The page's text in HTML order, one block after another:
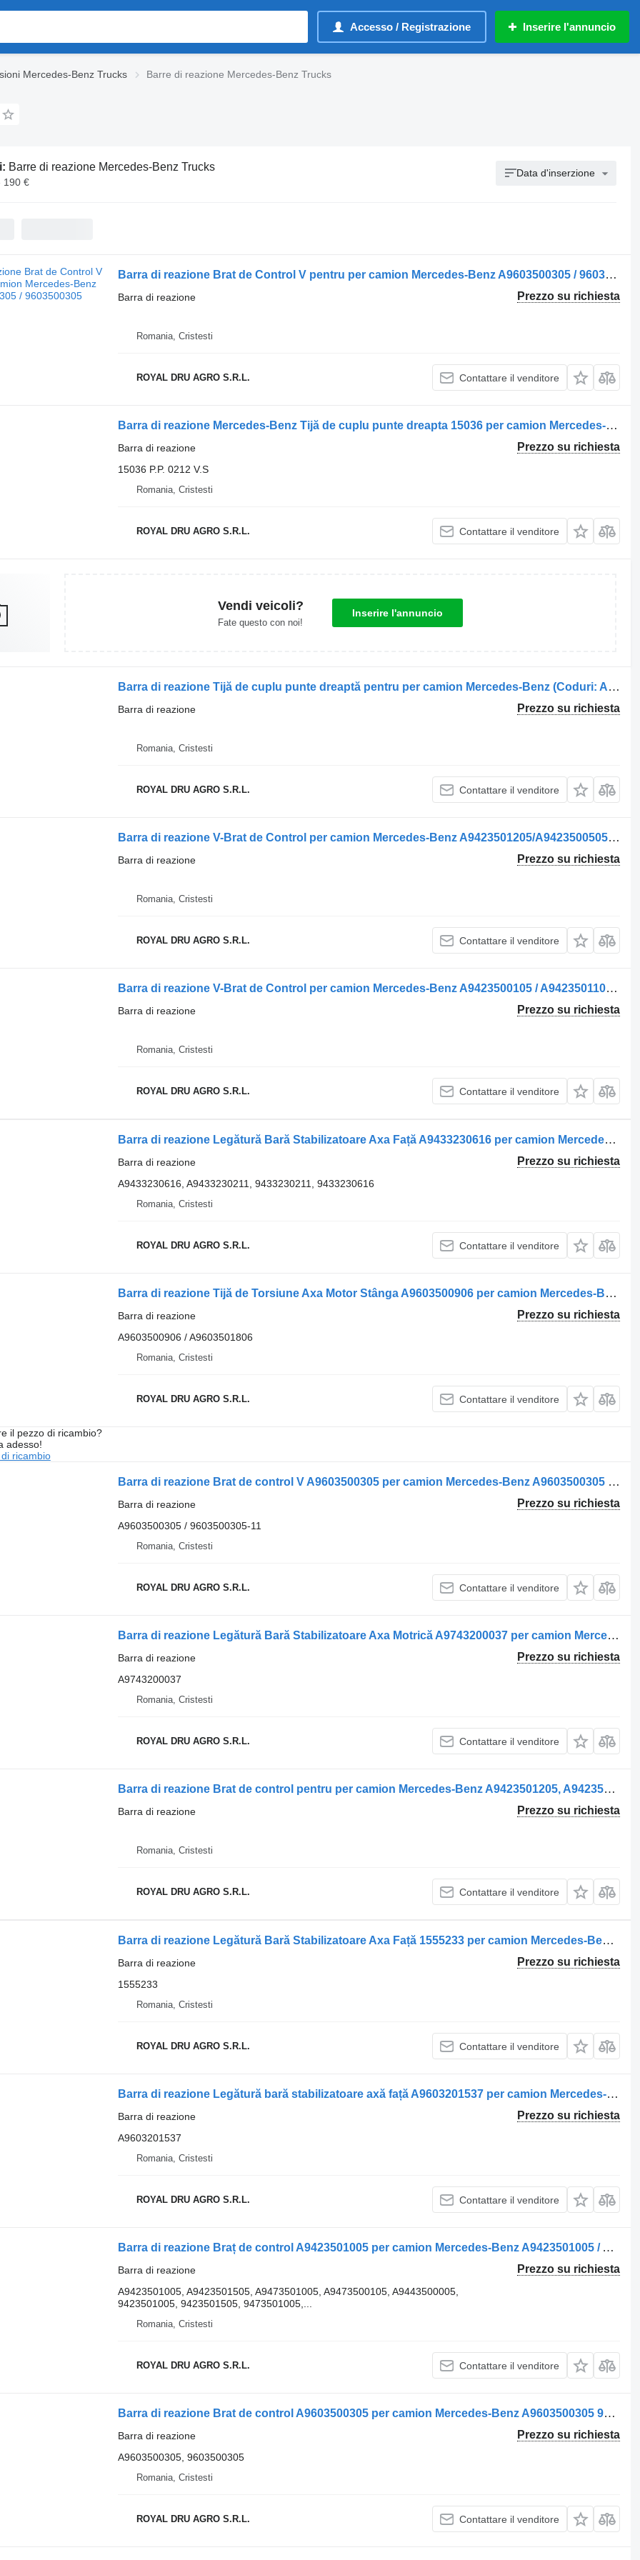
Accesso / Registrazione Inserire l'annuncio
Mercedes-Benz Trucks Barre di reazione Mercedes-Benz Trucks
Barre di reazione Mercedes-Benz Trucks
190 €
Data d'inserzione
Barra di reazione Brat de Control V pentru per camion Mercedes-Benz A9603500305 / 9603500305
Prezzo su richiesta
Barra di reazione
Romania, Cristesti
ROYAL DRU AGRO S.R.L. Contattare il venditore
Barra di reazione Mercedes-Benz Tijă de cuplu punte dreapta 15036 per camion Mercedes-Benz 15036 P.P. 0212
Prezzo su richiesta
Barra di reazione
15036 P.P. 0212 V.S
Romania, Cristesti
ROYAL DRU AGRO S.R.L. Contattare il venditore
Vendi veicoli?
Fate questo con noi!
Inserire l'annuncio
Barra di reazione Tijă de cuplu punte dreaptă pentru per camion Mercedes-Benz (Coduri: A9603500906, A9603501806)
Prezzo su richiesta
Barra di reazione
Romania, Cristesti
ROYAL DRU AGRO S.R.L. Contattare il venditore
Barra di reazione V-Brat de Control per camion Mercedes-Benz A9423501205/A9423500505/A9423500805/A9603500105
Prezzo su richiesta
Barra di reazione
Romania, Cristesti
ROYAL DRU AGRO S.R.L. Contattare il venditore
Barra di reazione V-Brat de Control per camion Mercedes-Benz A9423500105 / A9423501105 / A9423501605
Prezzo su richiesta
Barra di reazione
Romania, Cristesti
ROYAL DRU AGRO S.R.L. Contattare il venditore
Barra di reazione Legătură Bară Stabilizatoare Axa Față A9433230616 per camion Mercedes-Benz Benz A9433230616 / A9433230211
Prezzo su richiesta
Barra di reazione
A9433230616, A9433230211, 9433230211, 9433230616
Romania, Cristesti
ROYAL DRU AGRO S.R.L. Contattare il venditore
Barra di reazione Tijă de Torsiune Axa Motor Stânga A9603500906 per camion Mercedes-Benz A9603500906/A9603501806
Prezzo su richiesta
Barra di reazione
A9603500906 / A9603501806
Romania, Cristesti
ROYAL DRU AGRO S.R.L. Contattare il venditore
il pezzo di ricambio?
adesso!
ricambio
Barra di reazione Brat de control V A9603500305 per camion Mercedes-Benz A9603500305 9603500305
Prezzo su richiesta
Barra di reazione
A9603500305 / 9603500305-11
Romania, Cristesti
ROYAL DRU AGRO S.R.L. Contattare il venditore
Barra di reazione Legătură Bară Stabilizatoare Axa Motrică A9743200037 per camion Mercedes-Benz 9743200037
Prezzo su richiesta
Barra di reazione
A9743200037
Romania, Cristesti
ROYAL DRU AGRO S.R.L. Contattare il venditore
Barra di reazione Brat de control pentru per camion Mercedes-Benz A9423501205, A9423500505, A9423500805, A9603500105, 9423501205, 9423500505, 9423500805, 9603500105
Prezzo su richiesta
Barra di reazione
Romania, Cristesti
ROYAL DRU AGRO S.R.L. Contattare il venditore
Barra di reazione Legătură Bară Stabilizatoare Axa Față 1555233 per camion Mercedes-Benz A9703230016 9703230016 N308676012011 N910105012021
Prezzo su richiesta
Barra di reazione
1555233
Romania, Cristesti
ROYAL DRU AGRO S.R.L. Contattare il venditore
Barra di reazione Legătură bară stabilizatoare axă față A9603201537 per camion Mercedes-Benz
Prezzo su richiesta
Barra di reazione
A9603201537
Romania, Cristesti
ROYAL DRU AGRO S.R.L. Contattare il venditore
Barra di reazione Braț de control A9423501005 per camion Mercedes-Benz A9423501005 / A9423501505 / A9473501005 / A9473500105 / A9443500005
Prezzo su richiesta
Barra di reazione
A9423501005, A9423501505, A9473501005, A9473500105, A9443500005,
9423501005, 9423501505, 9473501005,...
Romania, Cristesti
ROYAL DRU AGRO S.R.L. Contattare il venditore
Barra di reazione Brat de control A9603500305 per camion Mercedes-Benz A9603500305 9603500305
Prezzo su richiesta
Barra di reazione
A9603500305, 9603500305
Romania, Cristesti
ROYAL DRU AGRO S.R.L. Contattare il venditore